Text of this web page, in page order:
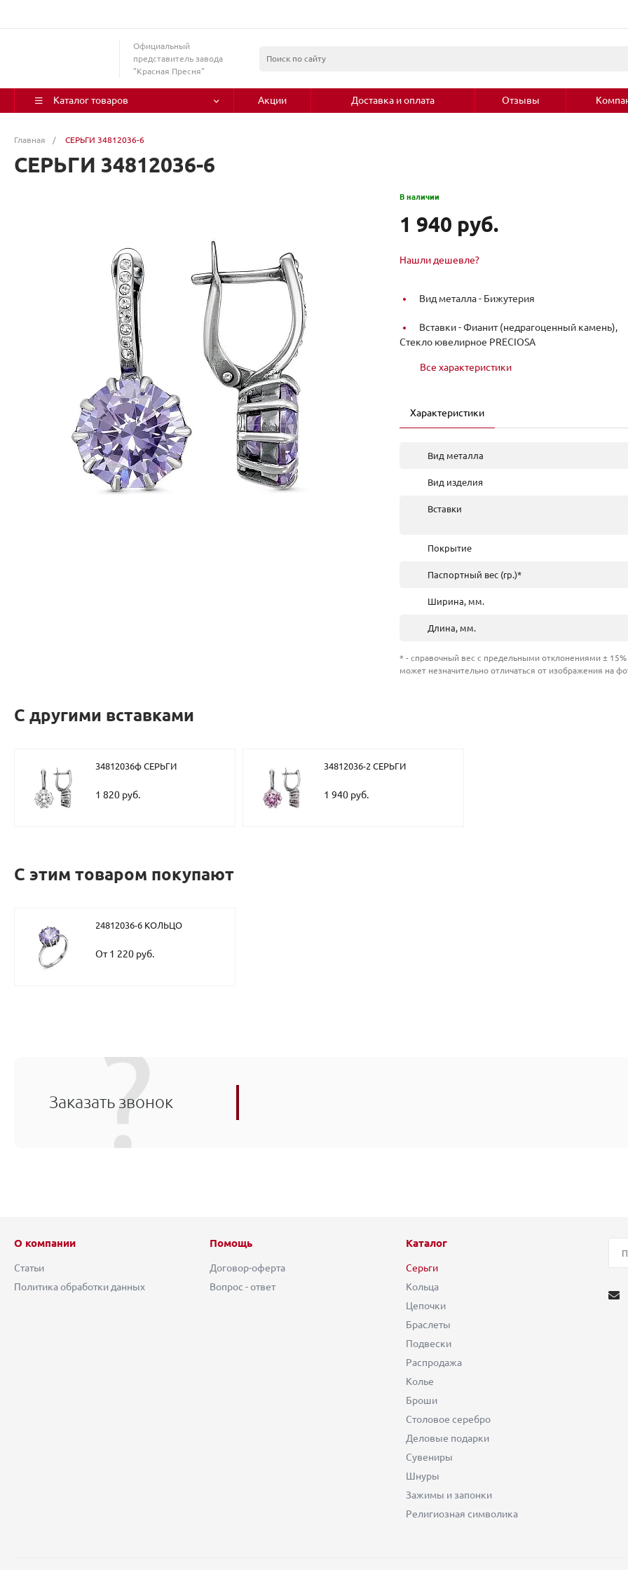
Официальный
представитель завода
"Красная Пресня"
Каталог товаров Акции Доставка и оплата Отзывы
Главная / СЕРЬГИ 34812036-6
СЕРЬГИ 34812036-6
В наличии
1 940 руб.
Нашли дешевле?
Вид металла - Бижутерия
Вставки -Фианит (недрагоценный камень),
Стекло ювелирное PRECIOSA
Все характеристики
Характеристики
Вид металла
Вид изделия
Вставки
Покрытие
Паспортный вес (гр.)*
Ширина, мм.
Длина, мм.
* - справочный вес с предельными отклонениями ±
может незначительно отличаться от изображения на
С другими вставками
34812036ф СЕРЬГИ
1 820 руб.
34812036-2 СЕРЬГИ
1 940 руб.
С этим товаром покупают
24812036-6 КОЛЬЦО
От 1 220 руб.
Заказать звонок
О компании
Статьи
Политика обработки данных
Помощь
Договор-оферта
Вопрос - ответ
Каталог
Серьги
Кольца
Цепочки
Браслеты
Подвески
Распродажа
Колье
Броши
Столовое серебро
Деловые подарки
Сувениры
Шнуры
Зажимы и запонки
Религиозная символика